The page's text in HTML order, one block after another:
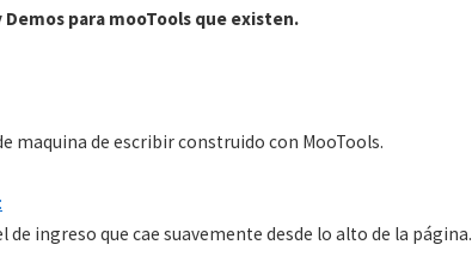
para mooTools que existen.
maquina de escribir construido con MooTools.
ingreso que cae suavemente desde lo alto de la página.